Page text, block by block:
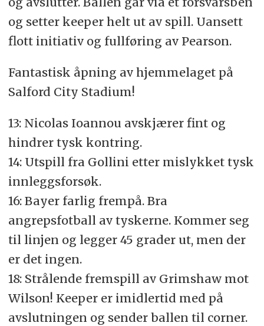
og setter keeper helt ut av spill. Uansett
flott initiativ og fullføring av Pearson.
Fantastisk åpning av hjemmelaget på
Salford City Stadium!
13: Nicolas Ioannou avskjærer fint og
hindrer tysk kontring.
14: Utspill fra Gollini etter mislykket tysk
innleggsforsøk.
16: Bayer farlig frempå. Bra
angrepsfotball av tyskerne. Kommer seg
til linjen og legger 45 grader ut, men der
er det ingen.
18: Strålende fremspill av Grimshaw mot
Wilson! Keeper er imidlertid med på
avslutningen og sender ballen til corner.